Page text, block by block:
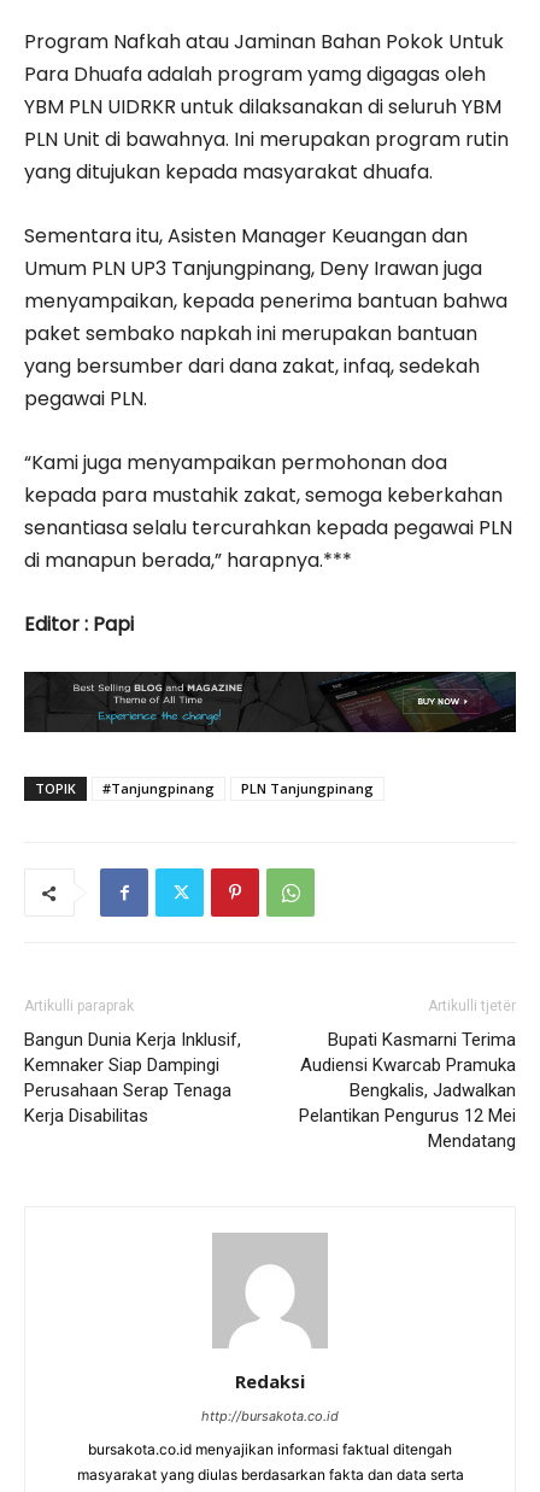
Program Nafkah atau Jaminan Bahan Pokok Untuk
Para Dhuafa adalah program yamg digagas oleh
YBM PLN UIDRKR untuk dilaksanakan di seluruh YBM
PLN Unit di bawahnya. Ini merupakan program rutin
yang ditujukan kepada masyarakat dhuafa.
Sementara itu, Asisten Manager Keuangan dan
Umum PLN UP3 Tanjungpinang, Deny Irawan juga
menyampaikan, kepada penerima bantuan bahwa
paket sembako napkah ini merupakan bantuan
yang bersumber dari dana zakat, infaq, sedekah
pegawai PLN.
“Kami juga menyampaikan permohonan doa
kepada para mustahik zakat, semoga keberkahan
senantiasa selalu tercurahkan kepada pegawai PLN
di manapun berada,” harapnya.***
Editor : Papi
TOPIK #Tanjungpinang PLN Tanjungpinang
Artikulli paraprak
Bangun Dunia Kerja Inklusif,
Kemnaker Siap Dampingi
Perusahaan Serap Tenaga
Kerja Disabilitas
Artikulli tjetër
Bupati Kasmarni Terima
Audiensi Kwarcab Pramuka
Bengkalis, Jadwalkan
Pelantikan Pengurus 12 Mei
Mendatang
Redaksi
http://bursakota.co.id
bursakota.co.id menyajikan informasi faktual ditengah
masyarakat yang diulas berdasarkan fakta dan data serta